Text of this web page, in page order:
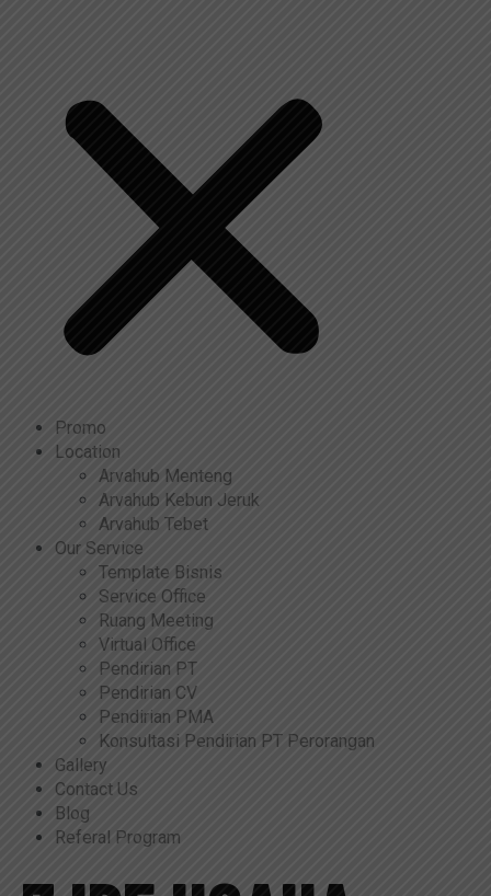
Promo
Location
Arvahub Menteng
Arvahub Kebun Jeruk
Arvahub Tebet
Our Service
Template Bisnis
Service Office
Ruang Meeting
Virtual Office
Pendirian PT
Pendirian CV
Pendirian PMA
Konsultasi Pendirian PT Perorangan
Gallery
Contact Us
Blog
Referal Program